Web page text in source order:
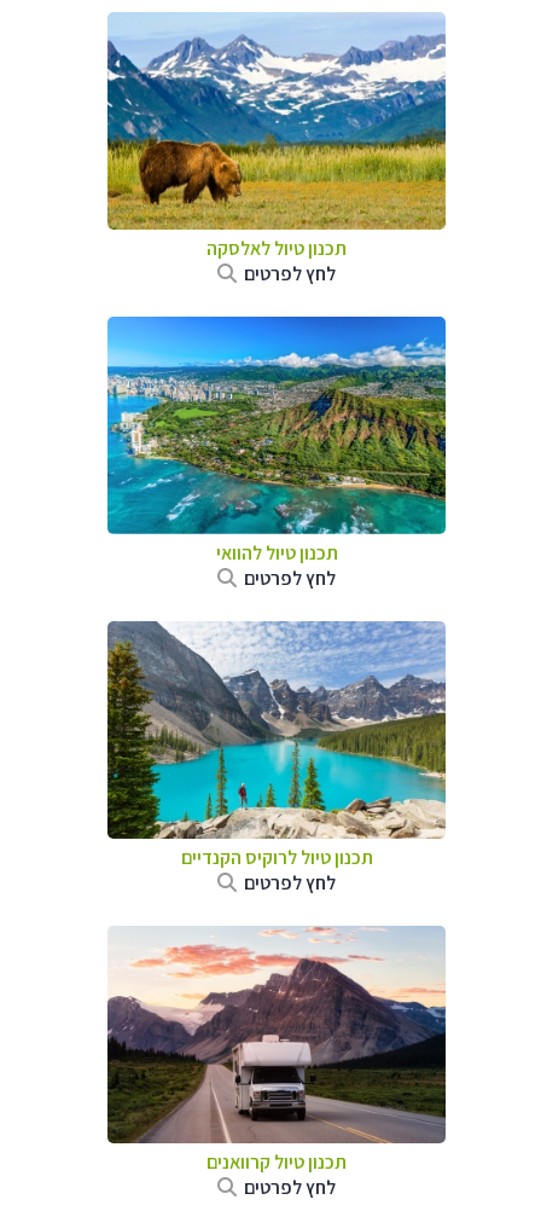
תכנון טיול לאלסקה
לחץ לפרטים
תכנון טיול להוואי
לחץ לפרטים
תכנון טיול לרוקיס הקנדיים
לחץ לפרטים
תכנון טיול קרוואנים
לחץ לפרטים